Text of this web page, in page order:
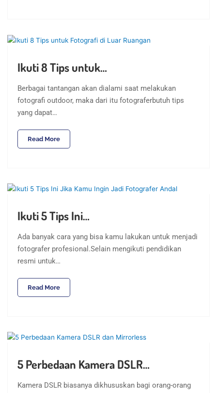
Ikuti 8 Tips untuk…
Berbagai tantangan akan dialami saat melakukan
fotografi outdoor, maka dari itu fotograferbutuh tips
yang dapat…
Read More
Ikuti 5 Tips Ini…
Ada banyak cara yang bisa kamu lakukan untuk menjadi
fotografer profesional.Selain mengikuti pendidikan
resmi untuk…
Read More
5 Perbedaan Kamera DSLR…
Kamera DSLR biasanya dikhususkan bagi orang-orang